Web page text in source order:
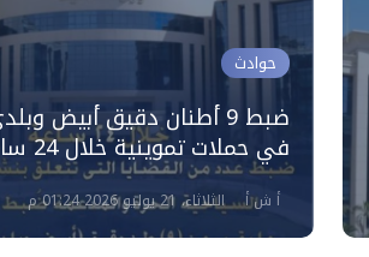
حوادث
ضبط 9 أطنان دقيق أبيض
في حملات تموينية خلال 24 ساعة
أ ش أ الثلاثاء، 21 يوليو 2026 01:24 م